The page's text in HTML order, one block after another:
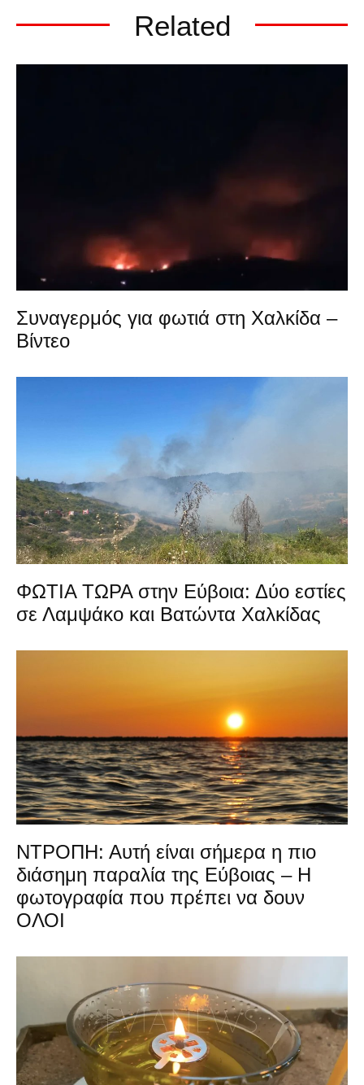
Related
Συναγερμός για φωτιά στη Χαλκίδα –
Βίντεο
ΦΩΤΙΑ ΤΩΡΑ στην Εύβοια: Δύο εστίες
σε Λαμψάκο και Βατώντα Χαλκίδας
ΝΤΡΟΠΗ: Αυτή είναι σήμερα η πιο
διάσημη παραλία της Εύβοιας – Η
φωτογραφία που πρέπει να δουν
ΟΛΟΙ